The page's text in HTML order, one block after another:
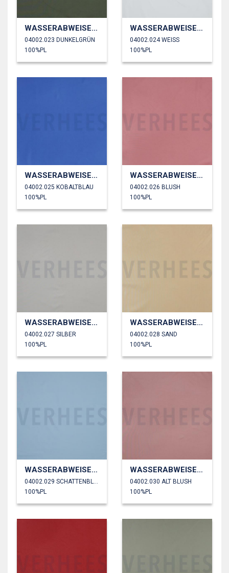
WASSERABWEISEND
04002.023 DUNKELGRÜN
100%PL
WASSERABWEISEND
04002.024 WEISS
100%PL
WASSERABWEISEND
04002.025 KOBALTBLAU
100%PL
WASSERABWEISEND
04002.026 BLUSH
100%PL
WASSERABWEISEND
04002.027 SILBER
100%PL
WASSERABWEISEND
04002.028 SAND
100%PL
WASSERABWEISEND
100%PL
WASSERABWEISEND
04002.030 ALT BLUSH
100%PL